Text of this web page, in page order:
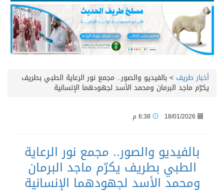
أخبار طريف > بالفيديو والصور.. مجمع نور الرعاية الطبي بطريف
يكرّم ماجد البرمان ومحمد الأسد لجهودهما الإنسانية
18/01/2026
بالفيديو والصور.. مجمع نور الرعاية
الطبي بطريف يكرّم ماجد البرمان
ومحمد الأسد لجهودهما الإنسانية